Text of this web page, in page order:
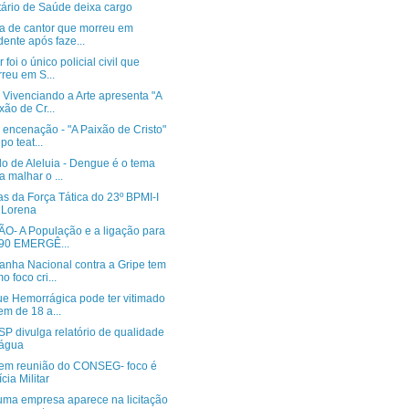
de Saúde deixa cargo
de cantor que morreu em
após faze...
foi o único policial civil que
em S...
Vivenciando a Arte apresenta "A
de Cr...
encenação - "A Paixão de Cristo"
teat...
de Aleluia - Dengue é o tema
malhar o ...
da Força Tática do 23º BPMI-I
A População e a ligação para
EMERGÊ...
Nacional contra a Gripe tem
foco cri...
Hemorrágica pode ter vitimado
de 18 a...
divulga relatório de qualidade
reunião do CONSEG- foco é
Militar
empresa aparece na licitação